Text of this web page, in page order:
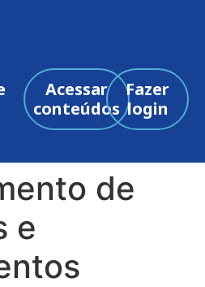
Acessar
conteúdos
Fazer
login
de
e